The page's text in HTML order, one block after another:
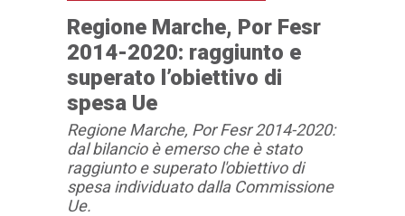
Regione Marche, Por Fesr
2014-2020: raggiunto e
superato l’obiettivo di
spesa Ue
Regione Marche, Por Fesr 2014-2020:
dal bilancio è emerso che è stato
raggiunto e superato l'obiettivo di
spesa individuato dalla Commissione
Ue.